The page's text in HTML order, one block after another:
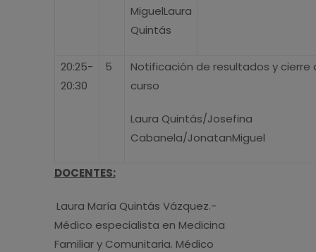
MiguelLaura
Quintás
20:25-
20:30
5
Notificación de resultados y cierre
curso
Laura Quintás/Josefina
Cabanela/JonatanMiguel
DOCENTES:
Laura María Quintás Vázquez.-
Médico especialista en Medicina
Familiar y Comunitaria. Médico